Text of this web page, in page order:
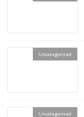
Uncategorized
Uncategorized